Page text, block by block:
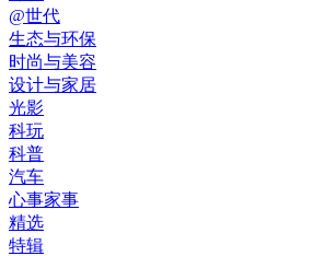
@世代
生态与环保
时尚与美容
设计与家居
光影
科玩
科普
汽车
心事家事
精选
特辑